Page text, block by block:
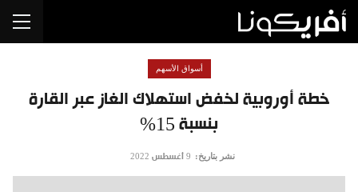
خطة أوروبية لخفض استهلاك الغاز عبر القارة
بنسبة 15%
أسواق الأسهم
نشر بتاريخ: 9 أغسطس 2022